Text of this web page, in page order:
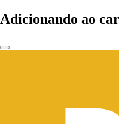
Adicionando ao